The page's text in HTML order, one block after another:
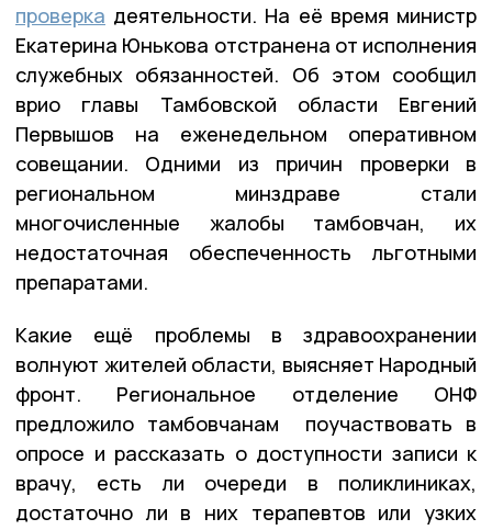
проверка деятельности. На её время министр
Екатерина Юнькова отстранена от исполнения
служебных обязанностей. Об этом сообщил
врио главы Тамбовской области Евгений
Первышов на еженедельном оперативном
совещании. Одними из причин проверки в
региональном минздраве стали
многочисленные жалобы тамбовчан, их
недостаточная обеспеченность льготными
препаратами.
Какие ещё проблемы в здравоохранении
волнуют жителей области, выясняет Народный
фронт. Региональное отделение ОНФ
предложило тамбовчанам поучаствовать в
опросе и рассказать о доступности записи к
врачу, есть ли очереди в поликлиниках,
достаточно ли в них терапевтов или узких